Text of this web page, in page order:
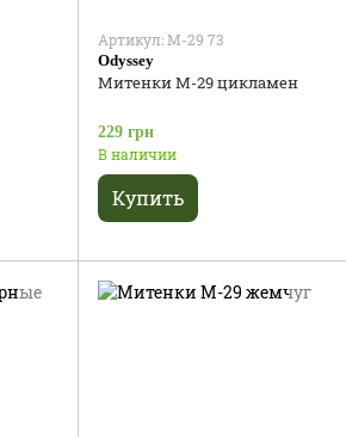
Артикул: М-29 73
Odyssey
Митенки М-29 цикламен
229 грн
В наличии
Купить